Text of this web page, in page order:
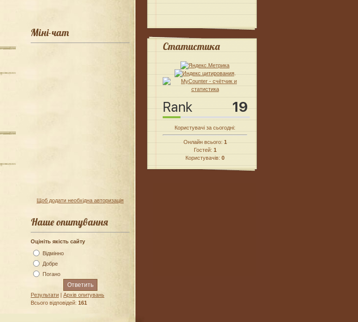
Міні-чат
Щоб додати необхідна авторизація
Наше опитування
Оцініть якість сайту
Відмінно
Добре
Погано
Результати
Архів опитувань
Всього відповідей: 161
Статистика
.
Користувачі за сьогодні:
Онлайн всього: 1
Гостей: 1
Користувачів: 0